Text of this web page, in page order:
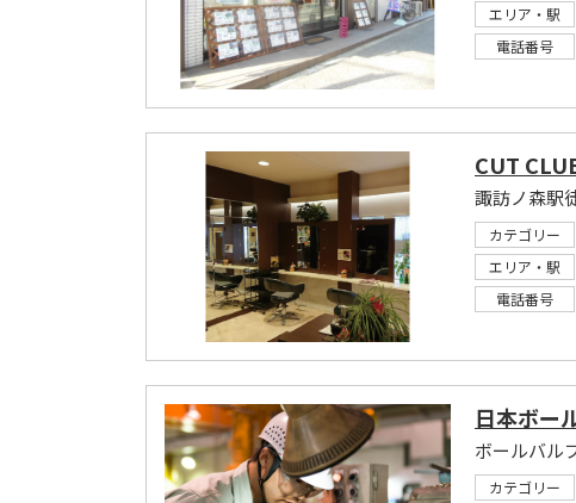
エリア・駅
電話番号
CUT
諏訪ノ森駅
カテゴリー
エリア・駅
電話番号
日本ボー
ボールバル
カテゴリー